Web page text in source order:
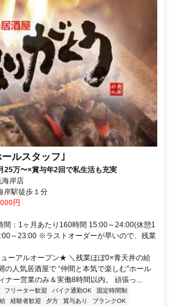
ルスタッフ｣
25万〜×賞与年2回で私生活も充実
海岸店
岸駅徒歩１分
円
間：1ヶ月あたり160時間 15:00～24:00(休憩1
～23:00 ※ラストオーダーが早いので、残業
ーアルオープン★ ＼残業ほぼ0×青天井の給
の人気居酒屋で “仲間と本気で楽しむ”ホール
ー営業のみ＆実働8時間以内。 頑張っ...
フリーター歓迎 バイク通勤OK
固定時間制
経験者歓迎 夕方 賞与あり ブランクOK